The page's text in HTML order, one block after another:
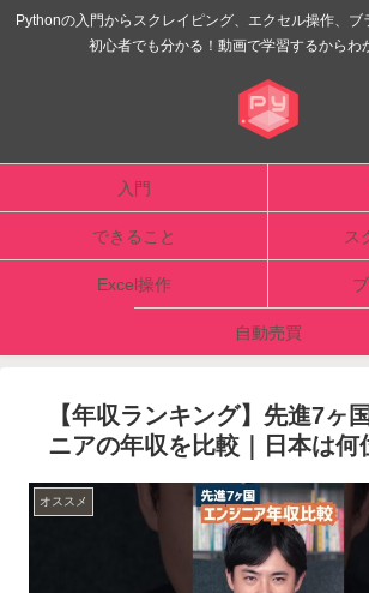
Pythonの入門からスクレイピング、エクセル操作、
初心者でも分かる！動画で学習するからわ
入門
できること ス
Excel操作
自動売買
【年収ランキング】先進7ヶ
ニアの年収を比較｜日本は何
オススメ